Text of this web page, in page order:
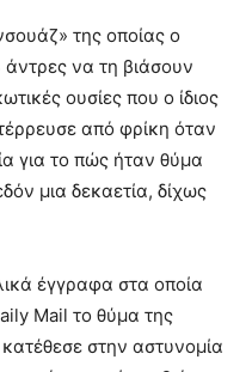
της οποίας ο
να τη βιάσουν
ουσίες που ο ίδιος
από φρίκη όταν
για το πώς ήταν θύμα
μια δεκαετία, δίχως
έγγραφα στα οποία
Mail το θύμα της
στην αστυνομία